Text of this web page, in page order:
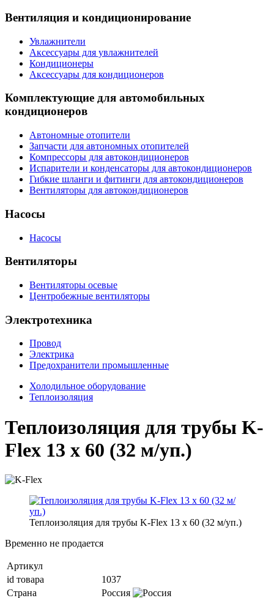
Вентиляция и кондиционирование
Увлажнители
Аксессуары для увлажнителей
Кондиционеры
Аксессуары для кондиционеров
Комплектующие для автомобильных
кондиционеров
Автономные отопители
Запчасти для автономных отопителей
Компрессоры для автокондиционеров
Испарители и конденсаторы для автокондиционеров
Гибкие шланги и фитинги для автокондиционеров
Вентиляторы для автокондиционеров
Насосы
Насосы
Вентиляторы
Вентиляторы осевые
Центробежные вентиляторы
Электротехника
Провод
Электрика
Предохранители промышленные
Холодильное оборудование
Теплоизоляция
Теплоизоляция для трубы K-
Flex 13 х 60 (32 м/уп.)
Теплоизоляция для трубы K-Flex 13 х 60 (32 м/уп.)
Временно не продается
Артикул
id товара
1037
Страна
Россия